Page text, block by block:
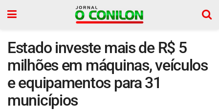
Estado investe mais de R$ 5
milhões em máquinas, veículos
e equipamentos para 31
municípios